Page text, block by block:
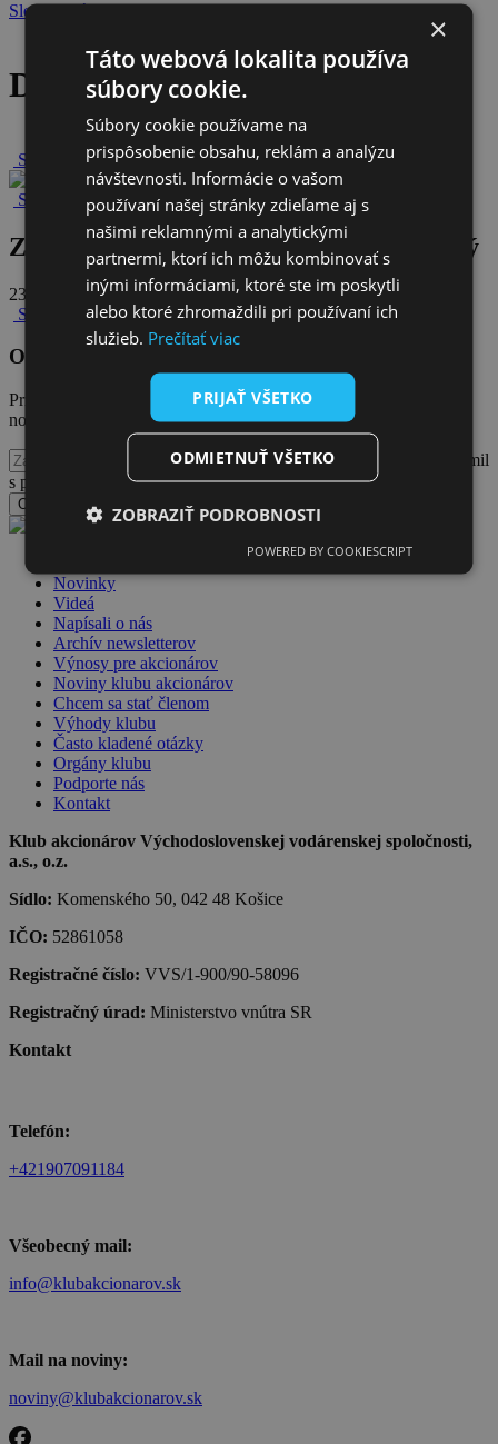
Sledujte nás na facebooku
Detail článku
Späť na novinky
Späť na všetky novinky
Záujem o návrat do VVS je pochopiteľný
23. mája 2025
Späť na všetky novinky
Odoberajte naše novinky
Prihláste sa na odber
noviniek Klubu akcionárov VVS
Potvrdzujem, že som sa oboznámil
s podmienkami spracúvania a nakladania s osobnými údajmi
Odoslať formulár
Novinky
Videá
Napísali o nás
Archív newsletterov
Výnosy pre akcionárov
Noviny klubu akcionárov
Chcem sa stať členom
Výhody klubu
Často kladené otázky
Orgány klubu
Podporte nás
Kontakt
Klub akcionárov Východoslovenskej vodárenskej spoločnosti,
a.s., o.z.
Sídlo: Komenského 50, 042 48 Košice
IČO: 52861058
Registračné číslo: VVS/1-900/90-58096
Registračný úrad: Ministerstvo vnútra SR
Kontakt
Telefón:
+421907091184
Všeobecný mail:
info@klubakcionarov.sk
Mail na noviny:
noviny@klubakcionarov.sk
×
Táto webová lokalita používa
súbory cookie.
Súbory cookie používame na
prispôsobenie obsahu, reklám a analýzu
návštevnosti. Informácie o vašom
používaní našej stránky zdieľame aj s
našimi reklamnými a analytickými
partnermi, ktorí ich môžu kombinovať s
inými informáciami, ktoré ste im poskytli
alebo ktoré zhromaždili pri používaní ich
služieb. Prečítať viac
PRIJAŤ VŠETKO
ODMIETNUŤ VŠETKO
ZOBRAZIŤ PODROBNOSTI
POWERED BY COOKIESCRIPT